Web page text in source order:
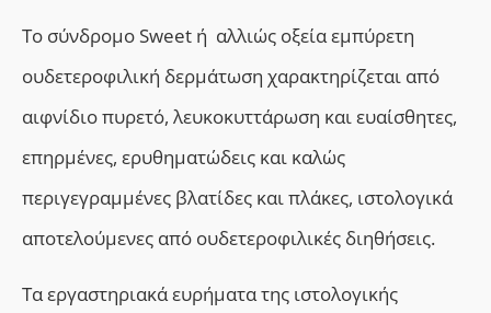
Το σύνδρομο Sweet ή αλλιώς οξεία εμπύρετη
ουδετεροφιλική δερμάτωση χαρακτηρίζεται από
αιφνίδιο πυρετό, λευκοκυττάρωση και ευαίσθητες,
επηρμένες, ερυθηματώδεις και καλώς
περιγεγραμμένες βλατίδες και πλάκες, ιστολογικά
αποτελούμενες από ουδετεροφιλικές διηθήσεις.
Τα εργαστηριακά ευρήματα της ιστολογικής